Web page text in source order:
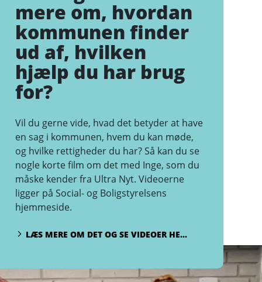
mere om, hvordan
kommunen finder
ud af, hvilken
hjælp du har brug
for?
Vil du gerne vide, hvad det betyder at have
en sag i kommunen, hvem du kan møde,
og hvilke rettigheder du har? Så kan du se
nogle korte film om det med Inge, som du
måske kender fra Ultra Nyt. Videoerne
ligger på Social- og Boligstyrelsens
hjemmeside.
LÆS MERE OM DET OG SE VIDEOER HE...